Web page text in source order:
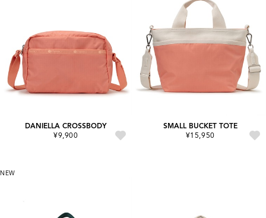
DANIELLA CROSSBODY
¥9,900
SMALL BUCKET TOTE
¥15,950
NEW